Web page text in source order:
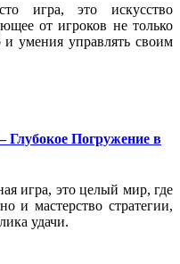
игра, это искусство
от игроков не только
и умения управлять своим
Глубокое Погружение в
игра, это целый мир, где
и мастерство стратегии,
удачи.